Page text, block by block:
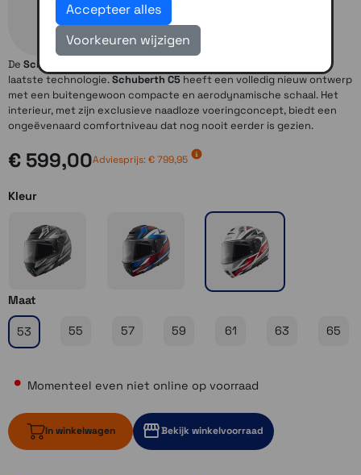
De Schuberth C5
is een helm van de laatste generatie vol met de
laatste technologie.Schuberth C5 heeft een volledig nieuw ontwerp
met een buitengewoon compacte en aerodynamische schaal. Het
interieur, met zijn exclusieve naadloze voeringconcept, biedt een
ongeëvenaard comfortniveau dat nog nooit eerder is gezien.
€ 599,00Adviesprijs: € 799,95
Kleur
Maat
53 55 57 59 61 63 65
Momenteel even niet online op voorraad
In winkelwagen Bekijk winkelvoorraad
Accepteer alles
Voorkeuren wijzigen